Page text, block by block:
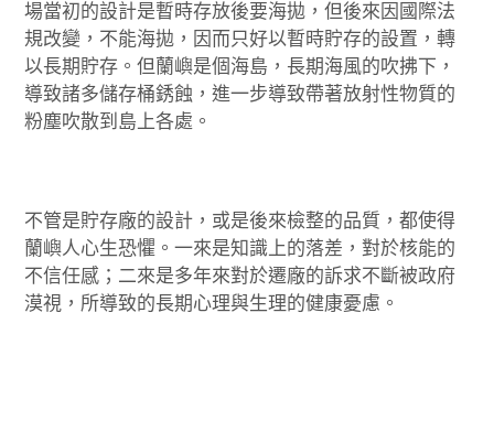
場當初的設計是暫時存放後要海拋，但後來因國際法
規改變，不能海拋，因而只好以暫時貯存的設置，轉
以長期貯存。但蘭嶼是個海島，長期海風的吹拂下，
導致諸多儲存桶銹蝕，進一步導致帶著放射性物質的
粉塵吹散到島上各處。
不管是貯存廠的設計，或是後來檢整的品質，都使得
蘭嶼人心生恐懼。一來是知識上的落差，對於核能的
不信任感；二來是多年來對於遷廠的訴求不斷被政府
漠視，所導致的長期心理與生理的健康憂慮。